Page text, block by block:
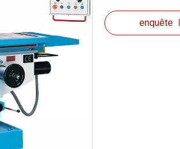
enquête